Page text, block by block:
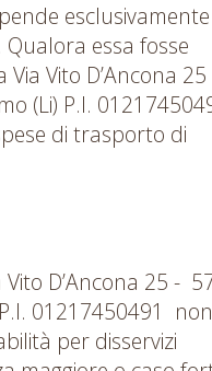
esclusivamente
essa fosse
Vito D’Ancona
(Li) P.I.
di trasporto di
D’Ancona 25 -
01217450491 non
per disservizi